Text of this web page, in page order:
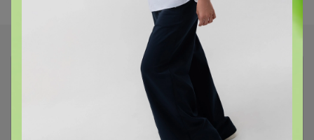
Показаны записи1-4 из 4.